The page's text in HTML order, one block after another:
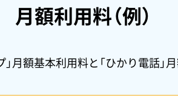
月額利用料（例）
」月額基本利用料と「ひかり電話」